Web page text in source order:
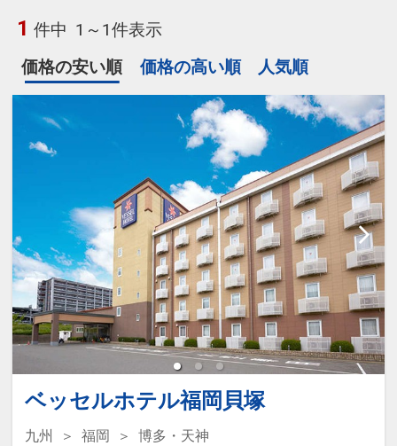
1 件中 1～1件表示
価格の安い順
価格の高い順 人気順
ベッセルホテル福岡貝塚
九州 福岡
博多・天神